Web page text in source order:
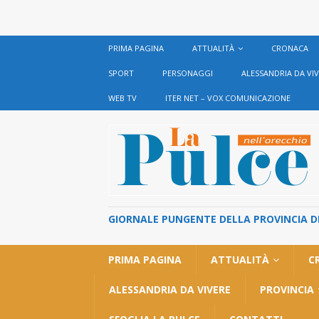
PRIMA PAGINA ATTUALITÀ CRONACA
SPORT PERSONAGGI ALESSANDRIA DA
WEB TV ITER NET – VOX COMUNICAZIONE
GIORNALE PUNGENTE DELLA PROVINCIA
PRIMA PAGINA ATTUALITÀ
ALESSANDRIA DA VIVERE PROVINCIA